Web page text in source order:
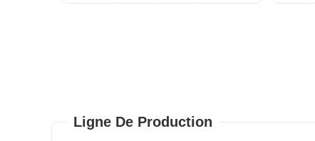
Ligne De Production